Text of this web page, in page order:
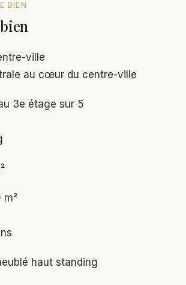
BIEN
ville
au cœur du centre-ville
3e étage sur 5
m²
haut standing